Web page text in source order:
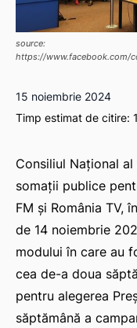
source:
https://www.facebook.com/
15 noiembrie 2024
Timp estimat de citire: 1
Consiliul Național
somații publice
FM și România TV,
de 14 noiembrie
modului în care au
cea de-a doua
pentru alegerea
săptămână a